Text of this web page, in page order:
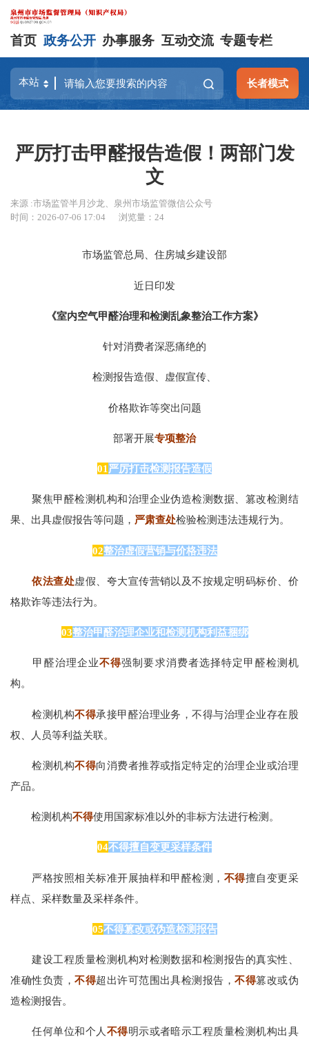
首页 政务公开 办事服务 互动交流 专题专栏
长者模式
严厉打击甲醛报告造假！两部门发
文
来源 :市场监管半月沙龙、泉州市场监管微信公众号
时间：2026-07-06 17:04
浏览量： 24
市场监管总局、住房城乡建设部
近日印发
《室内空气甲醛治理和检测乱象整治工作方案》
针对消费者深恶痛绝的
检测报告造假、虚假宣传、
价格欺诈等突出问题
部署开展专项整治
01 严厉打击检测报告造假
聚焦甲醛检测机构和治理企业伪造检测数据、篡改检测结
果、出具虚假报告等问题， 严肃查处检验检测违法违规行为。
02整治虚假营销与价格违法
依法查处虚假、夸大宣传营销以及不按规定明码标价、价
格欺诈等违法行为。
03整治甲醛治理企业和检测机构利益捆绑
甲醛治理企业不得强制要求消费者选择特定甲醛检测机
构。
检测机构不得承接甲醛治理业务，不得与治理企业存在股
权、人员等利益关联。
检测机构不得向消费者推荐或指定特定的治理企业或治理
产品。
检测机构不得使用国家标准以外的非标方法进行检测。
04不得擅自变更采样条件
严格按照相关标准开展抽样和甲醛检测， 不得擅自变更采
样点、采样数量及采样条件。
05不得篡改或伪造检测报告
建设工程质量检测机构对检测数据和检测报告的真实性、
准确性负责，不得超出许可范围出具检测报告，不得篡改或伪
造检测报告。
任何单位和个人 不得明示或者暗示工程质量检测机构出具